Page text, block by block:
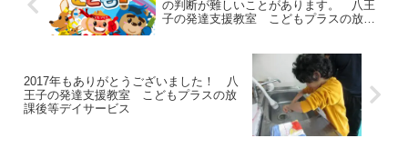
の判断が難しいことがあります。 八王
子の発達支援教室 こどもプラスの放課
2017年もありがとうございました！ 八
王子の発達支援教室 こどもプラスの放
課後等デイサービス